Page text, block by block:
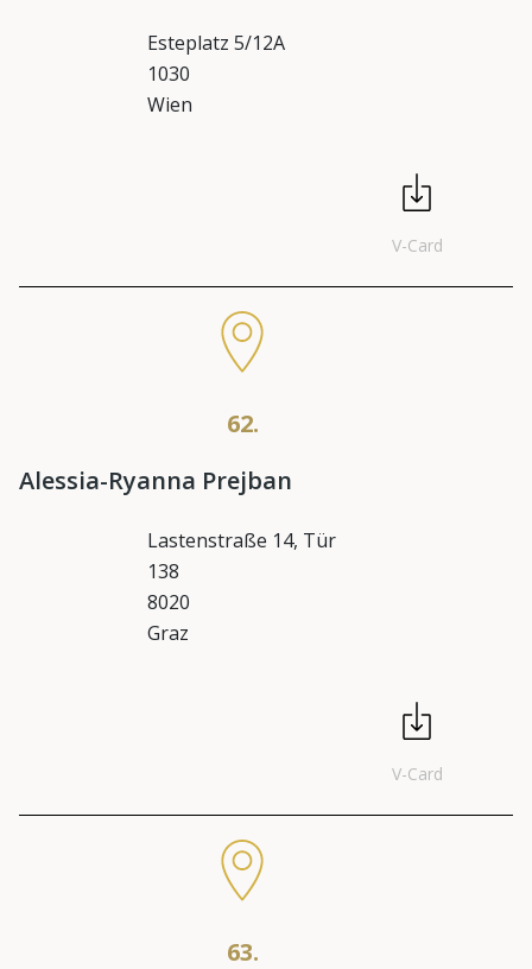
Esteplatz 5/12A
1030
Wien
V-Card
62.
Alessia-Ryanna Prejban
Lastenstraße 14, Tür
138
8020
Graz
V-Card
63.